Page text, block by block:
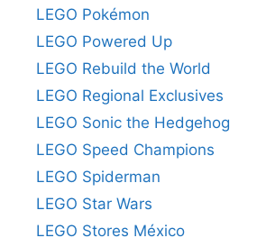
LEGO Pokémon
LEGO Powered Up
LEGO Rebuild the World
LEGO Regional Exclusives
LEGO Sonic the Hedgehog
LEGO Speed Champions
LEGO Spiderman
LEGO Star Wars
LEGO Stores México